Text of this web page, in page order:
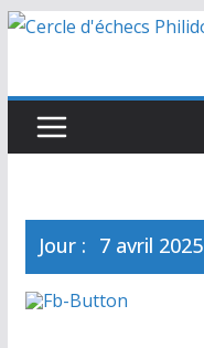
Passer
Jour : 7 avril 2025